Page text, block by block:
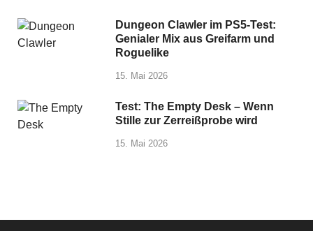
Dungeon Clawler im PS5-Test:
Genialer Mix aus Greifarm und
Roguelike
15. Mai 2026
Test: The Empty Desk – Wenn
Stille zur Zerreißprobe wird
15. Mai 2026